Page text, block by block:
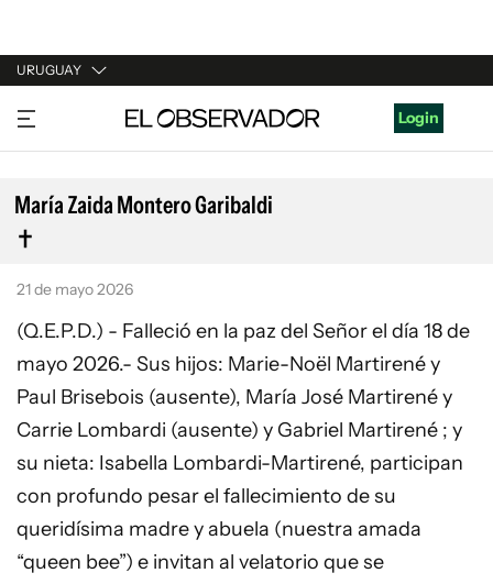
URUGUAY
URUGUAY
ARGENTINA
ESPAÑA
ESTADOS UNIDOS
Login
María Zaida Montero Garibaldi
21 de mayo 2026
(Q.E.P.D.) - Falleció en la paz del Señor el día 18 de
mayo 2026.- Sus hijos: Marie-Noël Martirené y
Paul Brisebois (ausente), María José Martirené y
Carrie Lombardi (ausente) y Gabriel Martirené ; y
su nieta: Isabella Lombardi-Martirené, participan
con profundo pesar el fallecimiento de su
queridísima madre y abuela (nuestra amada
“queen bee”) e invitan al velatorio que se